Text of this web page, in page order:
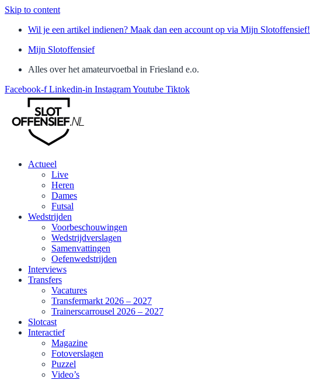
Skip to content
Wil je een artikel indienen? Maak dan een account op via Mijn Slotoffensief!
Mijn Slotoffensief
Alles over het amateurvoetbal in Friesland e.o.
Facebook-f Linkedin-in InstagramYoutube Tiktok
Actueel
Live
Heren
Dames
Futsal
Wedstrijden
Voorbeschouwingen
Wedstrijdverslagen
Samenvattingen
Oefenwedstrijden
Interviews
Transfers
Vacatures
Transfermarkt 2026 – 2027
Trainerscarrousel 2026 – 2027
Slotcast
Interactief
Magazine
Fotoverslagen
Puzzel
Video’s